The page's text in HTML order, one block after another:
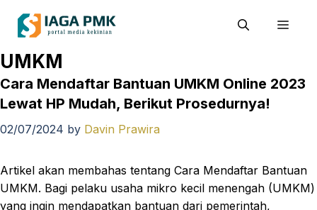
UMKM
Cara Mendaftar Bantuan UMKM Online 2023
Lewat HP Mudah, Berikut Prosedurnya!
02/07/2024 by Davin Prawira
Artikel akan membahas tentang Cara Mendaftar Bantuan
UMKM. Bagi pelaku usaha mikro kecil menengah (UMKM)
yang ingin mendapatkan bantuan dari pemerintah,